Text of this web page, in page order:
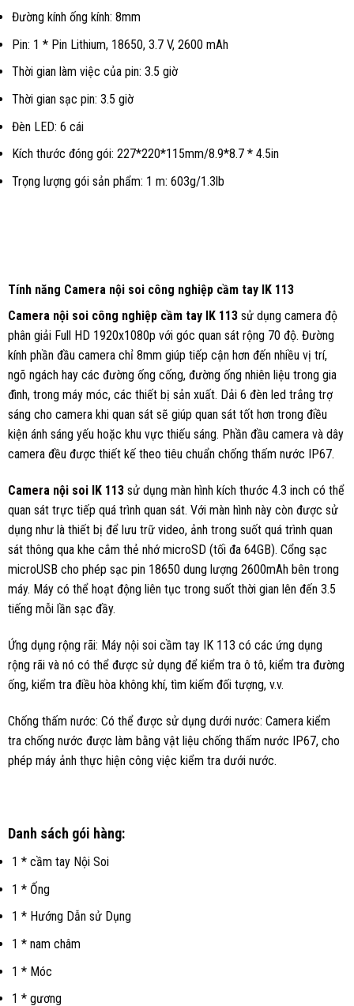
Đường kính ống kính: 8mm
Pin: 1 * Pin Lithium, 18650, 3.7 V, 2600 mAh
Thời gian làm việc của pin: 3.5 giờ
Thời gian sạc pin: 3.5 giờ
Đèn LED: 6 cái
Kích thước đóng gói: 227*220*115mm/8.9*8.7 * 4.5in
Trọng lượng gói sản phẩm: 1 m: 603g/1.3lb
Tính năng Camera nội soi công nghiệp cầm tay IK 113
Camera nội soi công nghiệp cầm tay IK 113 sử dụng camera độ
phân giải Full HD 1920x1080p với góc quan sát rộng 70 độ. Đường
kính phần đầu camera chỉ 8mm giúp tiếp cận hơn đến nhiều vị trí,
ngõ ngách hay các đường ống cống, đường ống nhiên liệu trong gia
đình, trong máy móc, các thiết bị sản xuất. Dải 6 đèn led trắng trợ
sáng cho camera khi quan sát sẽ giúp quan sát tốt hơn trong điều
kiện ánh sáng yếu hoặc khu vực thiếu sáng. Phần đầu camera và dây
camera đều được thiết kế theo tiêu chuẩn chống thấm nước IP67.
Camera nội soi IK 113 sử dụng màn hình kích thước 4.3 inch có thể
quan sát trực tiếp quá trình quan sát. Với màn hình này còn được sử
dụng như là thiết bị để lưu trữ video, ảnh trong suốt quá trình quan
sát thông qua khe cắm thẻ nhớ microSD (tối đa 64GB). Cổng sạc
microUSB cho phép sạc pin 18650 dung lượng 2600mAh bên trong
máy. Máy có thể hoạt động liên tục trong suốt thời gian lên đến 3.5
tiếng mỗi lần sạc đầy.
Ứng dụng rộng rãi: Máy nội soi cầm tay IK 113 có các ứng dụng
rộng rãi và nó có thể được sử dụng để kiểm tra ô tô, kiểm tra đường
ống, kiểm tra điều hòa không khí, tìm kiếm đối tượng, v.v.
Chống thấm nước: Có thể được sử dụng dưới nước: Camera kiểm
tra chống nước được làm bằng vật liệu chống thấm nước IP67, cho
phép máy ảnh thực hiện công việc kiểm tra dưới nước.
Danh sách gói hàng:
1 * cầm tay Nội Soi
1 * Ống
1 * Hướng Dẫn sử Dụng
1 * nam châm
1 * Móc
1 * gương